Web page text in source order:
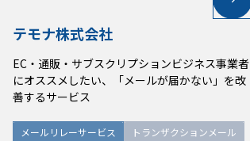
テモナ株式会社
EC・通販・サブスクリプションビジネス事業者
にオススメしたい、「メールが届かない」を改
善するサービス
メールリレーサービス
トランザクションメール
テモナ株式会社
EC・通販・サブスクリプションビジネス事業者
にオススメしたい、「メールが届かない」を改
善するサービス
メールリレーサービス
トランザクションメール